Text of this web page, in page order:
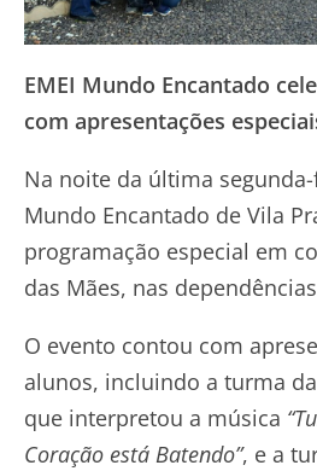
EMEI Mundo Encantado
com apresentações
Na noite da última segunda-
Mundo Encantado de Vila
programação especial em
das Mães, nas
O evento contou com
alunos, incluindo a turma
que interpretou a música
Coração está Batendo”, e a